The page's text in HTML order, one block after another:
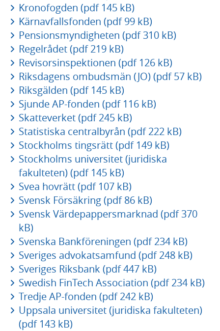
Kronofogden (pdf 145 kB)
Kärnavfallsfonden (pdf 99 kB)
Pensionsmyndigheten (pdf 310 kB)
Regelrådet (pdf 219 kB)
Revisorsinspektionen (pdf 126 kB)
Riksdagens ombudsmän (JO) (pdf 57 kB)
Riksgälden (pdf 145 kB)
Sjunde AP-fonden (pdf 116 kB)
Skatteverket (pdf 245 kB)
Statistiska centralbyrån (pdf 222 kB)
Stockholms tingsrätt (pdf 149 kB)
Stockholms universitet (juridiska
fakulteten) (pdf 145 kB)
Svea hovrätt (pdf 107 kB)
Svensk Försäkring (pdf 86 kB)
Svensk Värdepappersmarknad (pdf 370
kB)
Svenska Bankföreningen (pdf 234 kB)
Sveriges advokatsamfund (pdf 248 kB)
Sveriges Riksbank (pdf 447 kB)
Swedish FinTech Association (pdf 234 kB)
Tredje AP-fonden (pdf 242 kB)
Uppsala universitet (juridiska fakulteten)
(pdf 143 kB)